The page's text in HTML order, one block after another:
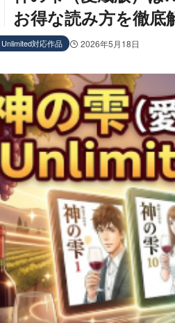
お得な読み方を徹底
対応作品 2026年5月18日